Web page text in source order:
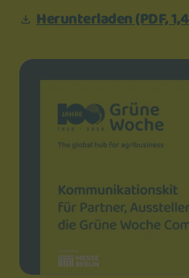
Herunterladen(PDF,